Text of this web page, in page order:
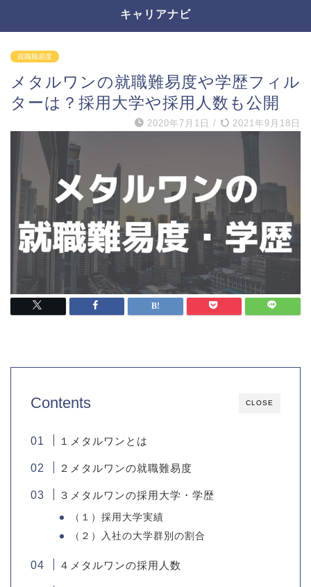
キャリアナビ
就職難易度
メタルワンの就職難易度や学歴フィル
ターは？採用大学や採用人数も公開
2020年7月1日 / 2021年9月18日
CLOSE
Contents
１メタルワンとは
２メタルワンの就職難易度
３メタルワンの採用大学・学歴
（１）採用大学実績
（２）入社の大学群別の割合
４メタルワンの採用人数